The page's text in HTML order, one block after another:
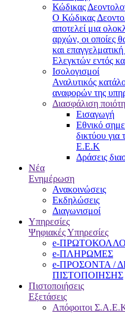
Κώδικας
Ο Κώδικας
αποτελεί μια
αρχών, οι οποίες
και
Ελεγκτών εντός
Ισολογισμοί
Αναλυτικός
αναφορών της
Διασφάλιση
Εισαγωγή
Εθνικό
δικτύου για
Ε.Ε.Κ
Δράσεις
Νέα
Ενημέρωση
Ανακοινώσεις
Εκδηλώσεις
Διαγωνισμοί
Υπηρεσίες
Ψηφιακές Υπηρεσίες
e-ΠΡΩΤΟΚΟΛΛΟ
e-ΠΛΗΡΩΜΕΣ
e-ΠΡΟΣΟΝΤΑ /
ΠΙΣΤΟΠΟΙΗΣΗΣ
Πιστοποιήσεις
Εξετάσεις
Απόφοιτοι